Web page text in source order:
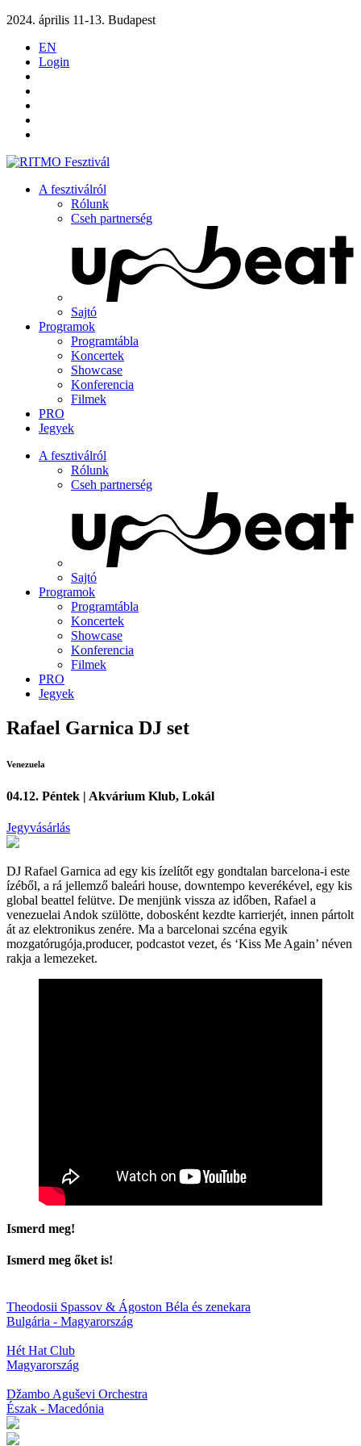
2024. április 11-13. Budapest
EN
Login
A fesztiválról
Rólunk
Cseh partnerség
Sajtó
Programok
Programtábla
Koncertek
Showcase
Konferencia
Filmek
PRO
Jegyek
A fesztiválról
Rólunk
Cseh partnerség
Sajtó
Programok
Programtábla
Koncertek
Showcase
Konferencia
Filmek
PRO
Jegyek
Rafael Garnica DJ set
Venezuela
04.12. Péntek | Akvárium Klub, Lokál
Jegyvásárlás
DJ Rafael Garnica ad egy kis ízelítőt egy gondtalan barcelona-i este
ízéből, a rá jellemző baleári house, downtempo keverékével, egy kis
global beattel felütve. De menjünk vissza az időben, Rafael a
venezuelai Andok szülötte, dobosként kezdte karrierjét, innen pártolt
át az elektronikus zenére. Ma a barcelonai szcéna egyik
mozgatórugója,producer, podcastot vezet, és ‘Kiss Me Again’ néven
rakja a lemezeket.
Ismerd meg!
Ismerd meg őket is!
Theodosii Spassov & Ágoston Béla és zenekara
Bulgária - Magyarország
Hét Hat Club
Magyarország
Džambo Aguševi Orchestra
Észak - Macedónia